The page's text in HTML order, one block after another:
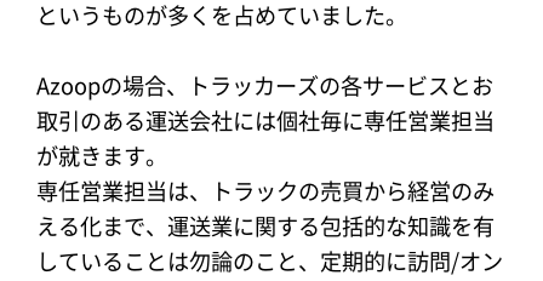
というものが多くを占めていました。
Azoopの場合、トラッカーズの各サービスとお
取引のある運送会社には個社毎に専任営業担当
が就きます。
専任営業担当は、トラックの売買から経営のみ
える化まで、運送業に関する包括的な知識を有
していることは勿論のこと、定期的に訪問/オン